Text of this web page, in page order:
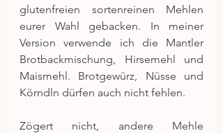
glutenfreien sortenreinen Mehlen
eurer Wahl gebacken. In meiner
Version verwende ich die Mantler
Brotbackmischung, Hirsemehl und
Maismehl. Brotgewürz, Nüsse und
Körndln dürfen auch nicht fehlen.
Zögert nicht, andere Mehle